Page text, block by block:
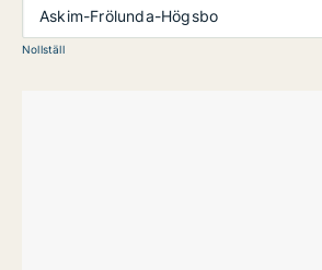
Askim-Frölunda-Högsbo
Nollställ